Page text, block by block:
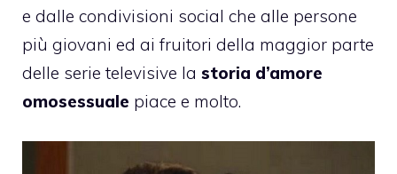
e dalle condivisioni social che alle persone
più giovani ed ai fruitori della maggior parte
delle serie televisive la storia d’amore
omosessuale piace e molto.